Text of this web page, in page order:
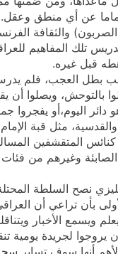
تماما عن أي منطق
والثقافة
تلك المفاهيم
قبل غيره.
بطل العجب، فلم
بالتوحش، ويصلوا
دائر اليوم،أو يفجروا
والقدسية، مثل قبة
المتقشفين
الصابئة وغيرهم من
نصح السلطة
بأن تراعي أن
ويسمع الأخبار
يروجوا لجريدة يومية